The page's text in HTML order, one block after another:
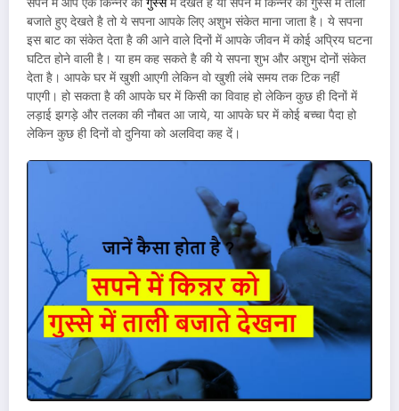
बजाते हुए देखते है तो ये सपना आपके लिए अशुभ संकेत माना जाता है। ये सपना
इस बाट का संकेत देता है की आने वाले दिनों में आपके जीवन में कोई अप्रिय घटना
घटित होने वाली है। या हम कह सकते है की ये सपना शुभ और अशुभ दोनों संकेत
देता है। आपके घर में खुशी आएगी लेकिन वो खुशी लंबे समय तक टिक नहीं
पाएगी। हो सकता है की आपके घर में किसी का विवाह हो लेकिन कुछ ही दिनों में
लड़ाई झगड़े और तलका की नौबत आ जाये, या आपके घर में कोई बच्चा पैदा हो
लेकिन कुछ ही दिनों वो दुनिया को अलविदा कह दें।